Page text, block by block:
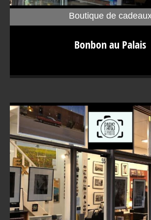
paie pas de mine avec une enseigne
des plus grands noms de la confiserie
tant de sagacité ? En poussant la porte
Palais, on est plongé directement dans
l’enfance. Palais du bonbon L’idée de
artisans confiseurs de France a fait
Voici un incontournable site touristique
de la sucrerie. Les parisiens eux-
établissement comme un véritable
cette folle aventure George, qui a tout
concept pour avoir une autre vision
touristes peuvent offrir au retour de leur
Boutique de
Bonbon au Palais